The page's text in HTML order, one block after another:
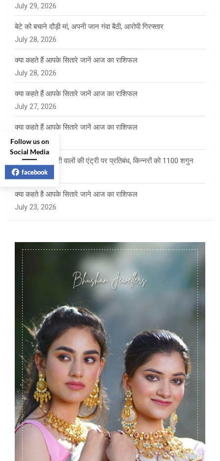
July 29, 2026
बेटे को बचाने दौड़ी मां, अपनी जान गंवा बैठी, आरोपी गिरफ्तार
July 28, 2026
क्या कहते हैं आपके सितारे जानें आज का राशिफल
July 28, 2026
क्या कहते हैं आपके सितारे जानें आज का राशिफल
July 27, 2026
क्या कहते हैं आपके सितारे जानें आज का राशिफल
July 24, 2026
साई पंचायत में फेरी वालों की एंट्री पर प्रतिबंध, किन्नरों को 1100 शगुन
July 23, 2026
क्या कहते है आपके सितारे जाने आज का राशिफल
July 23, 2026
Follow us on
Social Media
facebook